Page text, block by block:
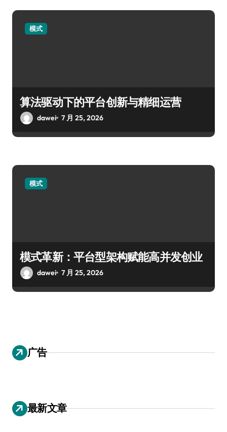
模式
算法驱动下的平台创新与精细运营
dawei 7 月 25, 2026
模式
模式革新：平台型架构赋能高并发创业
dawei 7 月 25, 2026
广告
最新文章